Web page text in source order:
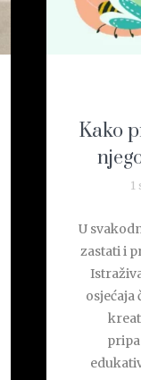
Kako
1
U
zastati i
osjećaja